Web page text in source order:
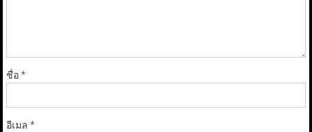
ชื่อ*
อีเมล *